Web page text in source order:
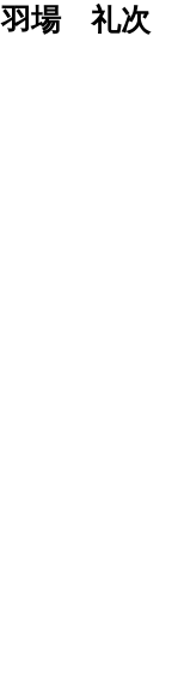
羽場 礼次